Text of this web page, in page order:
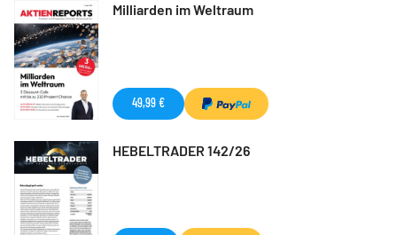
Milliarden im Weltraum
49,99 €
HEBELTRADER 142/26